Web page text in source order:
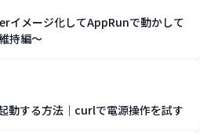
イメージ化してAppRunで動かして
持編～
動する方法｜curlで電源操作を試す